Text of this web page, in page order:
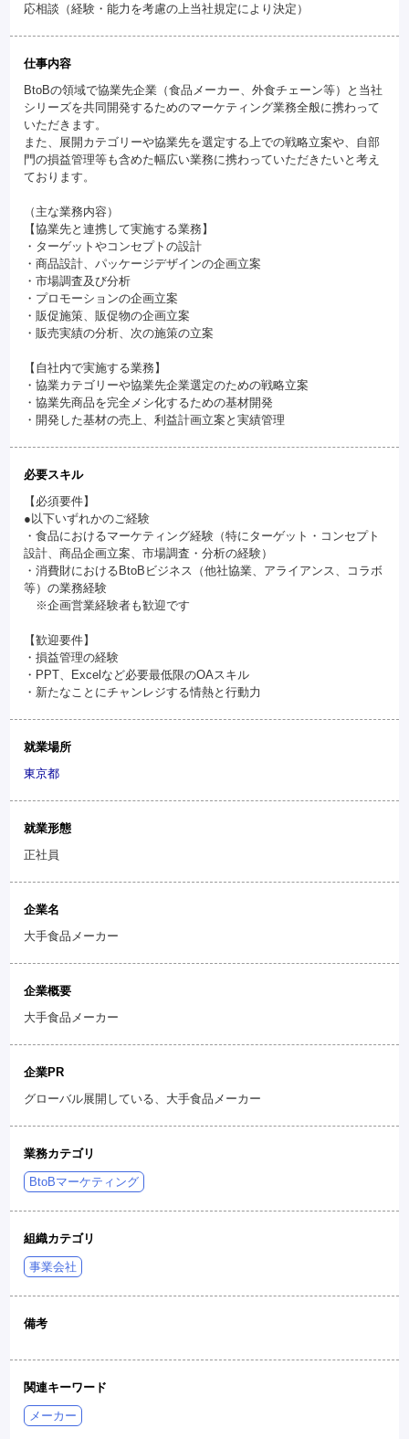
応相談（経験・能力を考慮の上当社規定により決定）
仕事内容
BtoBの領域で協業先企業（食品メーカー、外食チェーン等）と当社
シリーズを共同開発するためのマーケティング業務全般に携わって
いただきます。
また、展開カテゴリーや協業先を選定する上での戦略立案や、自部
門の損益管理等も含めた幅広い業務に携わっていただきたいと考え
ております。
（主な業務内容）
【協業先と連携して実施する業務】
・ターゲットやコンセプトの設計
・商品設計、パッケージデザインの企画立案
・市場調査及び分析
・プロモーションの企画立案
・販促施策、販促物の企画立案
・販売実績の分析、次の施策の立案
【自社内で実施する業務】
・協業カテゴリーや協業先企業選定のための戦略立案
・協業先商品を完全メシ化するための基材開発
・開発した基材の売上、利益計画立案と実績管理
必要スキル
【必須要件】
●以下いずれかのご経験
・食品におけるマーケティング経験（特にターゲット・コンセプト
設計、商品企画立案、市場調査・分析の経験）
・消費財におけるBtoBビジネス（他社協業、アライアンス、コラボ
等）の業務経験
※企画営業経験者も歓迎です
【歓迎要件】
・損益管理の経験
・PPT、Excelなど必要最低限のOAスキル
・新たなことにチャンレジする情熱と行動力
就業場所
東京都
就業形態
正社員
企業名
大手食品メーカー
企業概要
大手食品メーカー
企業PR
グローバル展開している、大手食品メーカー
業務カテゴリ
BtoBマーケティング
組織カテゴリ
事業会社
備考
関連キーワード
メーカー